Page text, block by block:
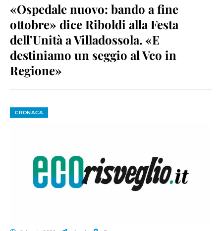
«Ospedale nuovo: bando a fine
ottobre» dice Riboldi alla Festa
dell’Unità a Villadossola. «E
destiniamo un seggio al Vco in
Regione»
CRONACA